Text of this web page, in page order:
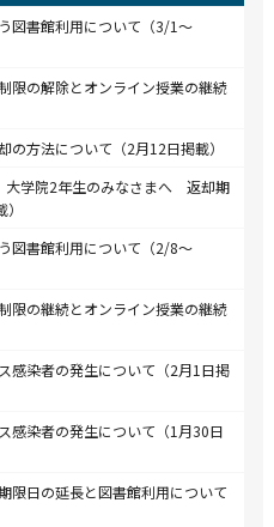
図書館利用について（3/1～
限の解除とオンライン授業の継続
の方法について（2月12日掲載）
大学院2年生のみなさまへ 返却期
図書館利用について（2/8～
限の継続とオンライン授業の継続
感染者の発生について（2月1日掲
感染者の発生について（1月30日
限日の延長と図書館利用について